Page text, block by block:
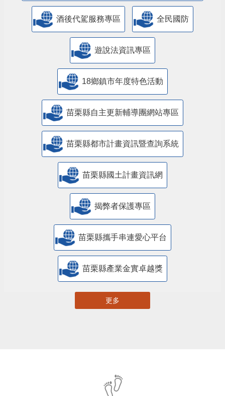
酒後代駕服務專區 全民國防
遊說法資訊專區
18鄉鎮市年度特色活動
苗栗縣自主更新輔導團網站專區
苗栗縣都市計畫資訊暨查詢系統
苗栗縣國土計畫資訊網
揭弊者保護專區
苗栗縣攜手串連愛心平台
苗栗縣產業金實卓越獎
更多